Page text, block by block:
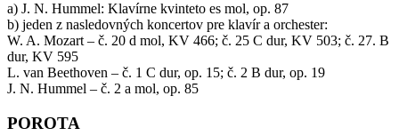
a) J. N. Hummel: Klavírne kvinteto es mol, op. 87
b) jeden z nasledovných koncertov pre klavír a orchester:
W. A. Mozart – č. 20 d mol, KV 466; č. 25 C dur, KV 503; č. 27. B
dur, KV 595
L. van Beethoven – č. 1 C dur, op. 15; č. 2 B dur, op. 19
J. N. Hummel – č. 2 a mol, op. 85
POROTA